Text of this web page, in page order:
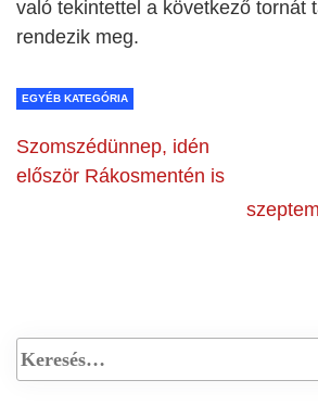
való tekintettel a következő tornát
rendezik meg.
EGYÉB KATEGÓRIA
Szomszédünnep, idén
először Rákosmentén is